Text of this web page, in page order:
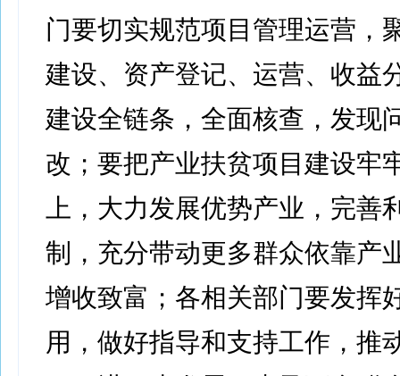
门要切实规范项目管理运营，
建设、资产登记、运营、收益
建设全链条，全面核查，发现
改；要把产业扶贫项目建设牢
上，大力发展优势产业，完善
制，充分带动更多群众依靠产
增收致富；各相关部门要发挥
用，做好指导和支持工作，推